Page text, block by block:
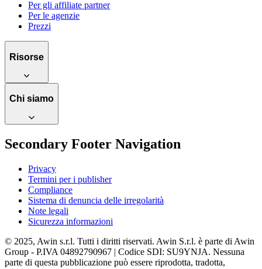
Per gli affiliate partner
Per le agenzie
Prezzi
Risorse
Chi siamo
Secondary Footer Navigation
Privacy
Termini per i publisher
Compliance
Sistema di denuncia delle irregolarità
Note legali
Sicurezza informazioni
© 2025, Awin s.r.l. Tutti i diritti riservati. Awin S.r.l. è parte di Awin
Group - P.IVA 04892790967 | Codice SDI: SU9YNJA. Nessuna
parte di questa pubblicazione può essere riprodotta, tradotta,